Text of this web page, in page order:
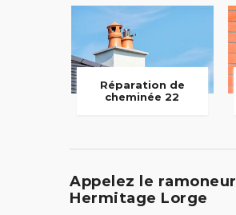
Réparation de
cheminée 22
Appelez le
Hermitage Lorge